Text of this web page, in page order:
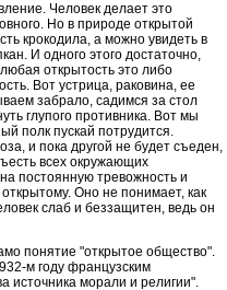
Человек делает это
Но в природе открытой
крокодила, а можно увидеть в
И одного этого достаточно,
открытость это либо
Вот устрица, раковина, ее
забрало, садимся за стол
глупого противника. Вот мы
полк пускай потрудится.
и пока другой не будет съеден,
всех окружающих
постоянную тревожность и
Оно не понимает, как
слаб и беззащитен, ведь он
понятие "открытое общество".
м году французским
источника морали и религии".